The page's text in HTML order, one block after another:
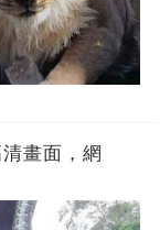
畫面，網